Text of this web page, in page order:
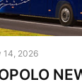
14, 2026